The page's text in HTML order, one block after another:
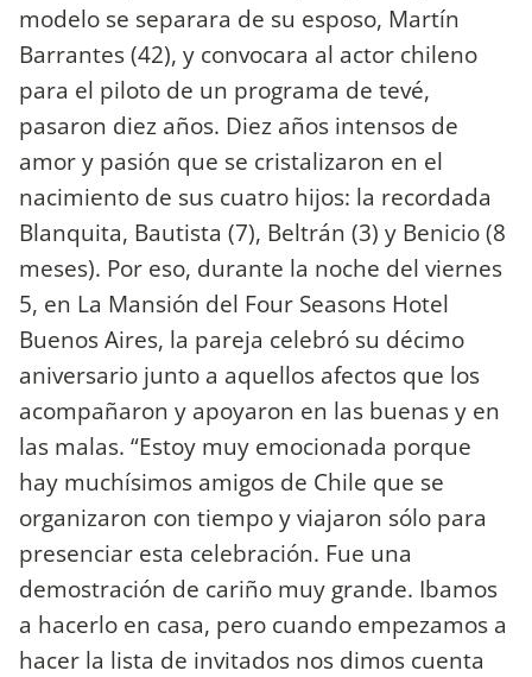
modelo se separara de su esposo, Martín
Barrantes (42), y convocara al actor chileno
para el piloto de un programa de tevé,
pasaron diez años. Diez años intensos de
amor y pasión que se cristalizaron en el
nacimiento de sus cuatro hijos: la recordada
Blanquita, Bautista (7), Beltrán (3) y Benicio (8
meses). Por eso, durante la noche del viernes
5, en La Mansión del Four Seasons Hotel
Buenos Aires, la pareja celebró su décimo
aniversario junto a aquellos afectos que los
acompañaron y apoyaron en las buenas y en
las malas. “Estoy muy emocionada porque
hay muchísimos amigos de Chile que se
organizaron con tiempo y viajaron sólo para
presenciar esta celebración. Fue una
demostración de cariño muy grande. Ibamos
a hacerlo en casa, pero cuando empezamos a
hacer la lista de invitados nos dimos cuenta